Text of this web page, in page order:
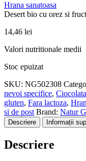
Hrana sanatoasa
Desert bio cu orez si
14,46 lei
Valori nutritionale medii
Stoc epuizat
SKU: NG502308
nevoi specifice, Ciocolata
gluten, Fara lactoza,
si de post Brand: Natur
Descriere Informații
Descriere